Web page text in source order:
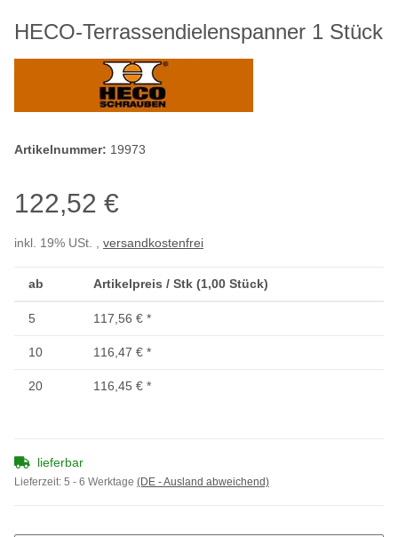
HECO-Terrassendielenspanner 1 Stück
Artikelnummer: 19973
122,52 €
inkl. 19% USt. , versandkostenfrei
ab Artikelpreis / Stk (1,00 Stück)
5 117,56 € *
10 116,47 € *
20 116,45 € *
lieferbar
Lieferzeit: 5 - 6 Werktage (DE - Ausland abweichend)